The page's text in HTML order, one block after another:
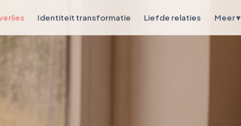
Identiteit transformatie Liefde relaties Meer ▾